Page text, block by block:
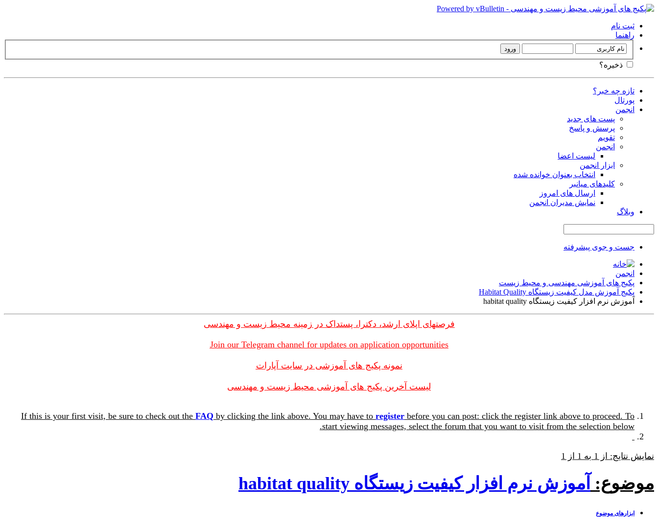
ثبت نام
راهنما
ذخیره؟
تازه چه خبر؟
پورتال
انجمن
پست های جدید
پرسش و پاسخ
تقویم
انجمن
لیست اعضا
ابزار انجمن
انتخاب بعنوان خوانده شده
کلیدهای میانبر
ارسال های امروز
نمایش مدیران انجمن
وبلاگ
جست و جوی پیشرفته
انجمن
پکیج های آموزشی مهندسی و محیط زیست
پکیج آموزش مدل کیفیت زیستگاه Habitat Quality
آموزش نرم افزار کیفیت زیستگاه habitat quality
فرصتهای اپلای ارشد، دکترا، پستداک در زمینه محیط زیست و مهندسی
Join our Telegram channel for updates on application opportunities
نمونه پکیج های آموزشی در سایت آپارات
لیست آخرین پکیج های آموزشی محیط زیست و مهندسی
If this is your first visit, be sure to check out the FAQ by clicking the link above. You may have to register before you can post: click the register link above to proceed. To
start viewing messages, select the forum that you want to visit from the selection below.
نمایش نتایج: از 1 به 1 از 1
موضوع: آموزش نرم افزار کیفیت زیستگاه habitat quality
ابزارهای موضوع